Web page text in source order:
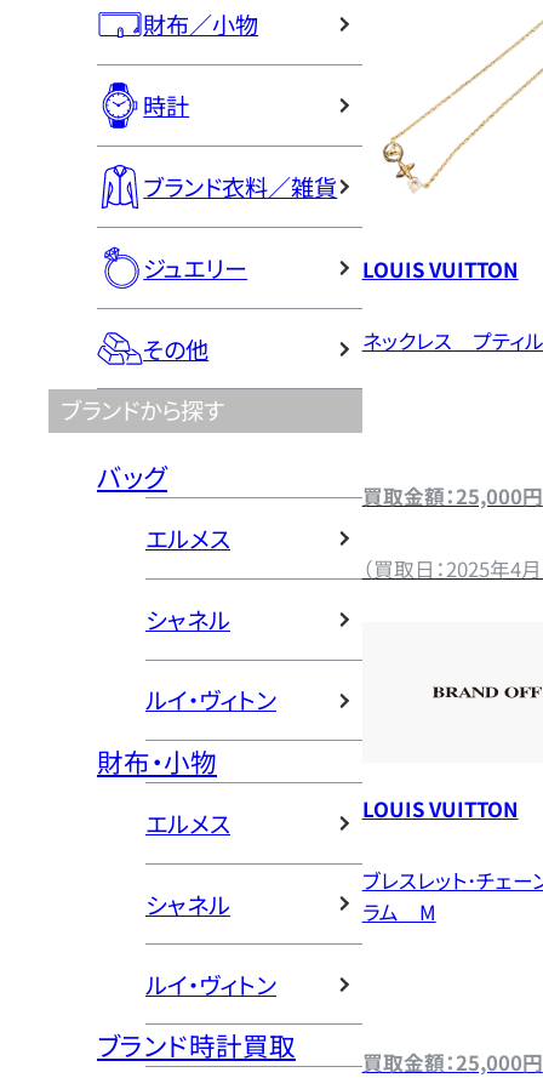
財布／小物
時計
ブランド衣料／雑貨
ジュエリー
その他
ブランドから探す
バッグ
エルメス
シャネル
ルイ・ヴィトン
財布・小物
エルメス
シャネル
ルイ・ヴィトン
ブランド時計買取
LOUIS VUITTON
ネックレス プティ
買取金額：25,000円
（買取日：2025年4
LOUIS VUITTON
ブレスレット･チェー
ラム M
買取金額：25,000円